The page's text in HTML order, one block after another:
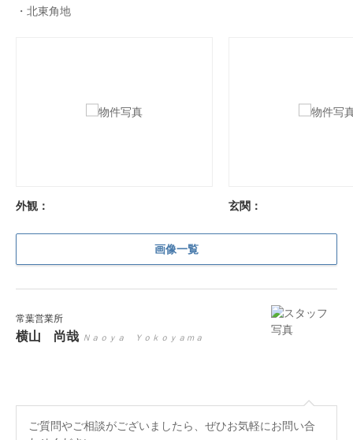
・北東角地
外観： 玄関：
画像一覧
常葉営業所
横山 尚哉 Ｎａｏｙａ Ｙｏｋｏｙａｍａ
ご質問やご相談がございましたら、ぜひお気軽にお問い合